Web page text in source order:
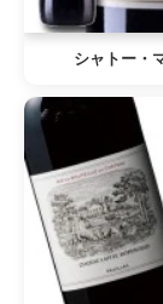
シャトー・